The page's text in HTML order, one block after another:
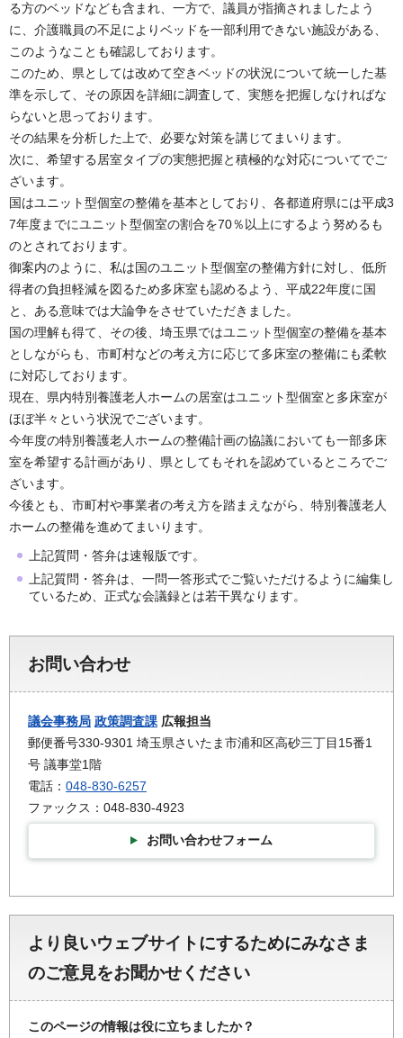
る方のベッドなども含まれ、一方で、議員が指摘されましたよう
に、介護職員の不足によりベッドを一部利用できない施設がある、
このようなことも確認しております。
このため、県としては改めて空きベッドの状況について統一した基
準を示して、その原因を詳細に調査して、実態を把握しなければな
らないと思っております。
その結果を分析した上で、必要な対策を講じてまいります。
次に、希望する居室タイプの実態把握と積極的な対応についてでご
ざいます。
国はユニット型個室の整備を基本としており、各都道府県には平成3
7年度までにユニット型個室の割合を70％以上にするよう努めるも
のとされております。
御案内のように、私は国のユニット型個室の整備方針に対し、低所
得者の負担軽減を図るため多床室も認めるよう、平成22年度に国
と、ある意味では大論争をさせていただきました。
国の理解も得て、その後、埼玉県ではユニット型個室の整備を基本
としながらも、市町村などの考え方に応じて多床室の整備にも柔軟
に対応しております。
現在、県内特別養護老人ホームの居室はユニット型個室と多床室が
ほぼ半々という状況でございます。
今年度の特別養護老人ホームの整備計画の協議においても一部多床
室を希望する計画があり、県としてもそれを認めているところでご
ざいます。
今後とも、市町村や事業者の考え方を踏まえながら、特別養護老人
ホームの整備を進めてまいります。
上記質問・答弁は速報版です。
上記質問・答弁は、一問一答形式でご覧いただけるように編集し
ているため、正式な会議録とは若干異なります。
お問い合わせ
議会事務局 政策調査課 広報担当
郵便番号330-9301 埼玉県さいたま市浦和区高砂三丁目15番1
号 議事堂1階
電話： 048-830-6257
ファックス：048-830-4923
お問い合わせフォーム
より良いウェブサイトにするためにみなさま
のご意見をお聞かせください
このページの情報は役に立ちましたか？